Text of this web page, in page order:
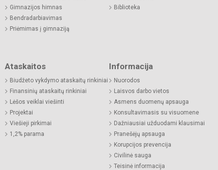
Gimnazijos himnas
Bendradarbiavimas
Priėmimas į gimnaziją
Biblioteka
Ataskaitos
Biudžeto vykdymo ataskaitų rinkiniai
Finansinių ataskaitų rinkiniai
Lėšos veiklai viešinti
Projektai
Viešieji pirkimai
1,2% parama
Informacija
Nuorodos
Laisvos darbo vietos
Asmens duomenų apsauga
Konsultavimasis su visuomene
Dažniausiai užduodami klausimai
Pranešėjų apsauga
Korupcijos prevencija
Civilinė sauga
Teisinė informacija